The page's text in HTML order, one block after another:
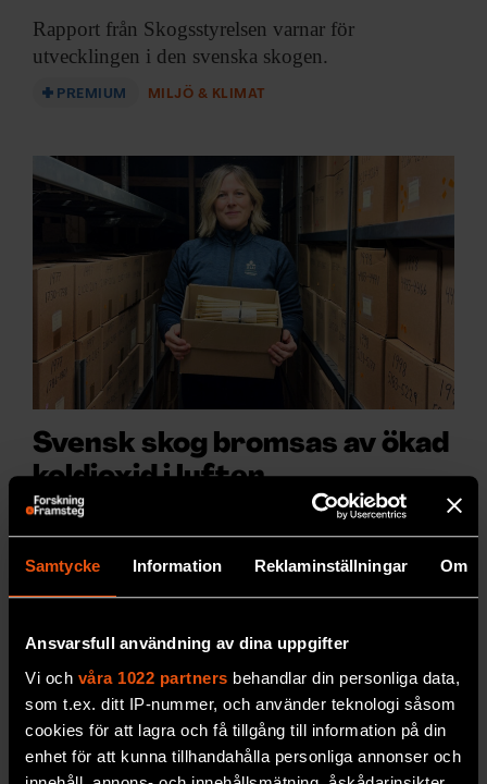
Samtycke Information Reklaminställningar Om
Ansvarsfull användning av dina uppgifter
Vi och våra 1022 partners behandlar din personliga data,
som t.ex. ditt IP-nummer, och använder teknologi såsom
cookies för att lagra och få tillgång till information på din
enhet för att kunna tillhandahålla personliga annonser och
Rapport från Skogsstyrelsen varnar för
utvecklingen i den svenska skogen.
PREMIUM MILJÖ & KLIMAT
Svensk skog bromsas av ökad
koldioxid i luften
Kväveupptaget i skogarna
hämmas i takt med att
koldioxidhalterna ökar i atmosfären.